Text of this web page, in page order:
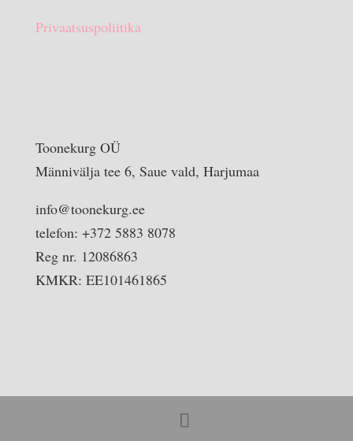
Privaatsuspoliitika
Toonekurg OÜ
Männivälja tee 6, Saue vald, Harjumaa
info@toonekurg.ee
telefon: +372 5883 8078
Reg nr. 12086863
KMKR: EE101461865